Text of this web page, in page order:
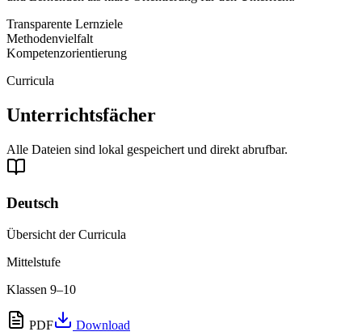
Transparente Lernziele
Methodenvielfalt
Kompetenzorientierung
Curricula
Unterrichtsfächer
Alle Dateien sind lokal gespeichert und direkt abrufbar.
Deutsch
Übersicht der Curricula
Mittelstufe
Klassen 9–10
PDF
Download